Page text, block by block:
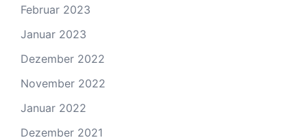
Februar 2023
Januar 2023
Dezember 2022
November 2022
Januar 2022
Dezember 2021